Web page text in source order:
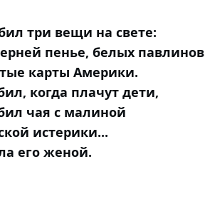
три вещи на свете:
пенье, белых павлинов
карты Америки.
когда плачут дети,
чая с малиной
истерики...
его женой.